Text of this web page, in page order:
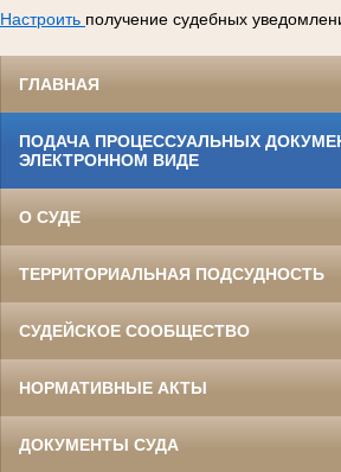
Настроить получение судебных
ГЛАВНАЯ
ПОДАЧА ПРОЦЕССУАЛЬНЫХ
ЭЛЕКТРОННОМ ВИДЕ
О СУДЕ
ТЕРРИТОРИАЛЬНАЯ ПОДСУДНОСТЬ
СУДЕЙСКОЕ СООБЩЕСТВО
НОРМАТИВНЫЕ АКТЫ
ДОКУМЕНТЫ СУДА